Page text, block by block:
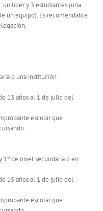
un líder y 3 estudiantes (una
un equipo). Es recomendable
o una institución
13 años al 1 de julio del
escolar que
1º de nivel secundaria o en
15 años al 1 de julio del
escolar que